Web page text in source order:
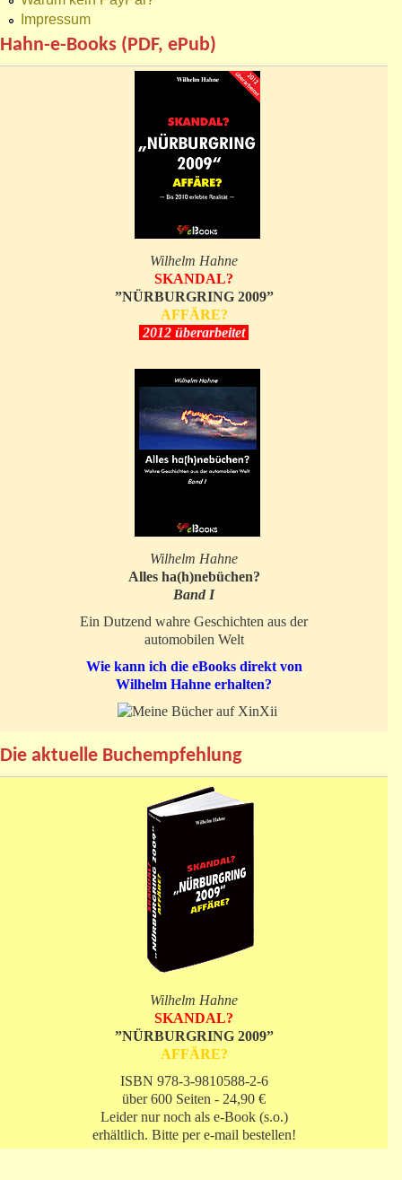
Impressum
Hahn-e-Books (PDF, ePub)
Wilhelm Hahne
SKANDAL?
”NÜRBURGRING 2009”
AFFÄRE?
2012 überarbeitet
Wilhelm Hahne
Alles ha(h)nebüchen?
Band I
Ein Dutzend wahre Geschichten aus der
automobilen Welt
Wie kann ich die eBooks direkt von
Wilhelm Hahne erhalten?
Die aktuelle Buchempfehlung
Wilhelm Hahne
SKANDAL?
”NÜRBURGRING 2009”
AFFÄRE?
ISBN 978-3-9810588-2-6
über 600 Seiten - 24,90 €
Leider nur noch als e-Book (s.o.)
erhältlich. Bitte per e-mail bestellen!